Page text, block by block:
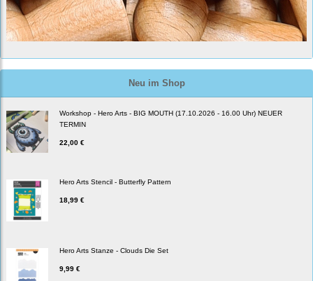
Neu im Shop
Workshop - Hero Arts - BIG MOUTH (17.10.2026 - 16.00 Uhr) NEUER
TERMIN
22,00 €
Hero Arts Stencil - Butterfly Pattern
18,99 €
Hero Arts Stanze - Clouds Die Set
9,99 €